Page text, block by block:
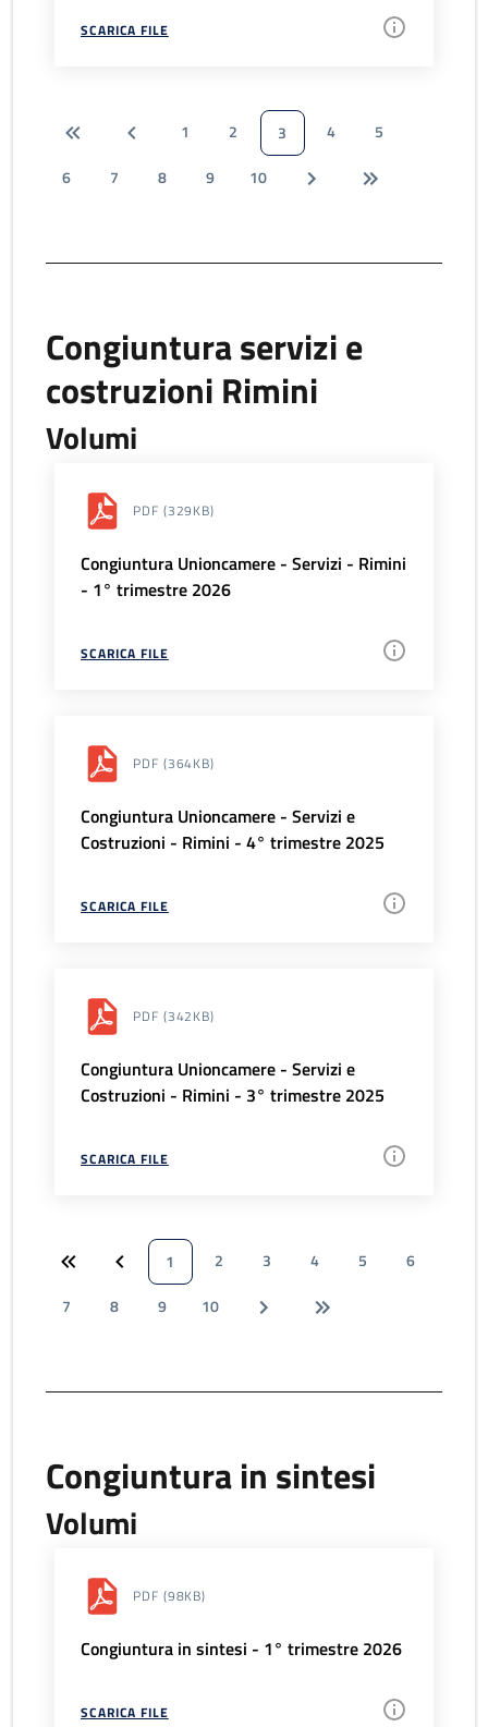
SCARICA FILE
1 2 3 4
5
6
7 8 9 10
Congiuntura servizi e
costruzioni Rimini
Volumi
PDF (329KB)
Congiuntura Unioncamere - Servizi - Rimini
- 1° trimestre 2026
SCARICA FILE
PDF (364KB)
Congiuntura Unioncamere - Servizi e
Costruzioni - Rimini - 4° trimestre 2025
SCARICA FILE
PDF (342KB)
Congiuntura Unioncamere - Servizi e
Costruzioni - Rimini - 3° trimestre 2025
SCARICA FILE
1 2 3 4 5
6
7
8 9 10
Congiuntura in sintesi
Volumi
PDF (98KB)
Congiuntura in sintesi - 1° trimestre 2026
SCARICA FILE